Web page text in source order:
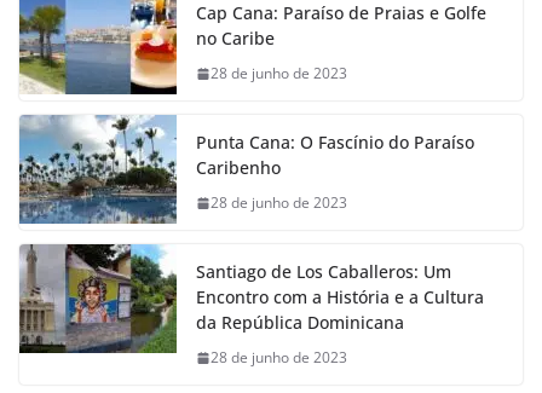
Cap Cana: Paraíso de Praias e Golfe
no Caribe
28 de junho de 2023
Punta Cana: O Fascínio do Paraíso
Caribenho
28 de junho de 2023
Santiago de Los Caballeros: Um
Encontro com a História e a Cultura
da República Dominicana
28 de junho de 2023